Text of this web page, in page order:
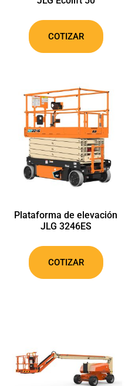
COTIZAR
Plataforma de elevación
JLG 3246ES
COTIZAR